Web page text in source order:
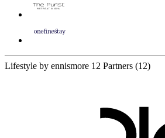
Lifestyle by ennismore 12 Partners (12)